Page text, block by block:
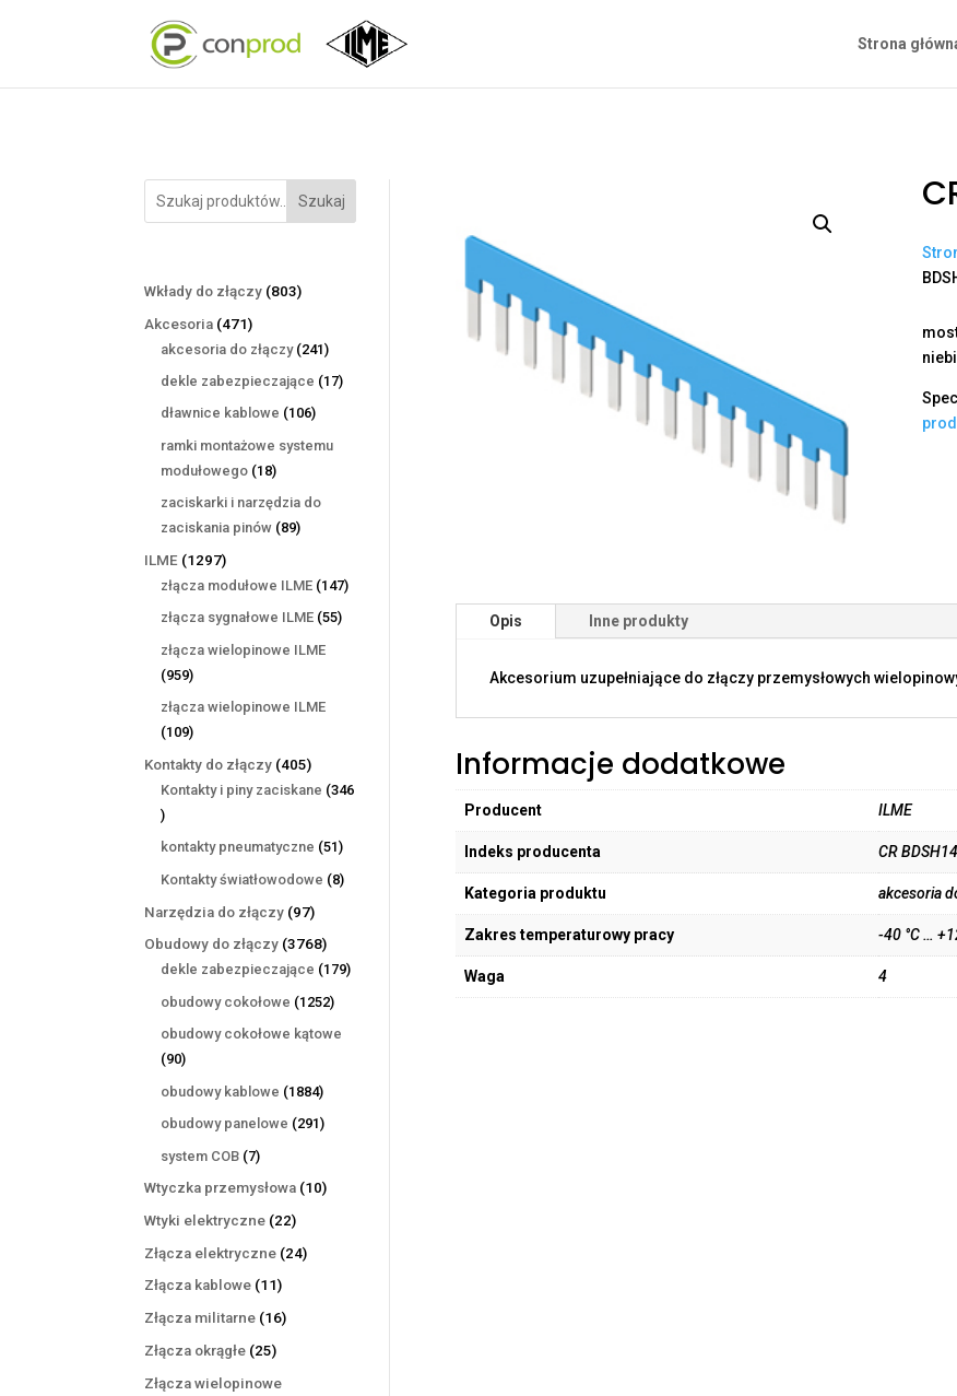
Strona
Szukaj
Wkłady do złączy 803803
Akcesoria 471471
produktów
akcesoria do złączy 241241
produktów
dekle zabezpieczające 1717
dławnice kablowe 106106
ramki montażowe systemu
modułowego 1818
produktów
zaciskarki i narzędzia do
zaciskania pinów 8989
ILME 12971297
produktów
złącza modułowe ILME 147147
złącza sygnałowe ILME 5555
złącza wielopinowe ILME
959959
produktów
złącza wielopinowe ILME
109109
produktów
Kontakty do złączy 405405
produktów
Kontakty i piny zaciskane 346
346
produktów
kontakty pneumatyczne 5151
produktów
Kontakty światłowodowe 88
Narzędzia do złączy 9797
produktów
Obudowy do złączy 37683768
produktów
dekle zabezpieczające 179179
obudowy cokołowe 12521252
obudowy cokołowe kątowe
9090
produktów
obudowy kablowe 18841884
produkty
obudowy panelowe 291291
system COB 77
produktów
Wtyczka przemysłowa 1010
Wtyki elektryczne 2222
produkty
Złącza elektryczne 2424
Złącza kablowe 1111
produktów
Złącza militarne 1616
Złącza okrągłe 2525
Złącza wielopinowe
Opis Inne produkty
Akcesorium uzupełniające do złączy przemysłowych
Informacje dodatkowe
Producent ILME
Indeks producenta CR
Kategoria produktu akcesoria
Zakres temperaturowy pracy -40 °C …
Waga 4